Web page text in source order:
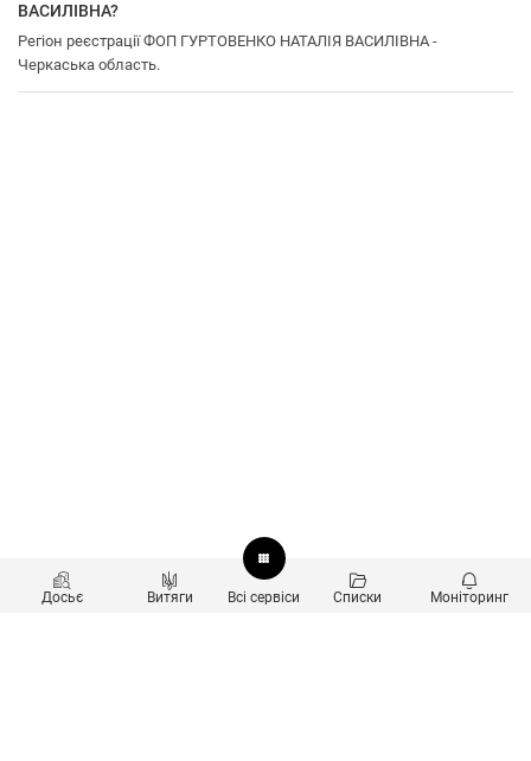
ВАСИЛІВНА?
Регіон реєстрації ФОП ГУРТОВЕНКО НАТАЛІЯ ВАСИЛІВНА -
Черкаська область.
Досьє Витяги Всі сервіси Списки Моніторинг